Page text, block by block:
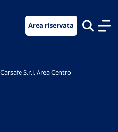
Area riservata
Carsafe S.r.l. Area Centro